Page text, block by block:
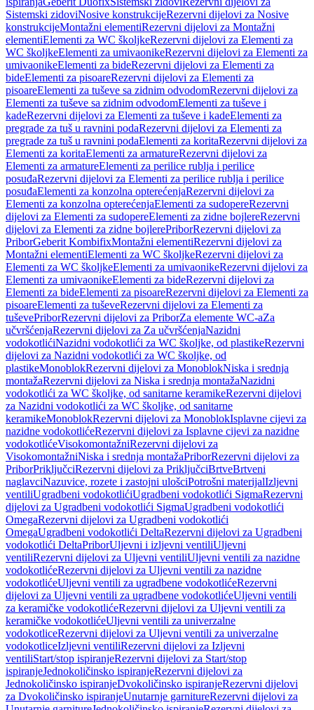
Sistemski zidoviNosive konstrukcijeRezervni dijelovi za Nosive
konstrukcijeMontažni elementiRezervni dijelovi za Montažni
elementiElementi za WC školjkeRezervni dijelovi za Elementi za
WC školjkeElementi za umivaonikeRezervni dijelovi za Elementi za
umivaonikeElementi za bideRezervni dijelovi za Elementi za
bideElementi za pisoareRezervni dijelovi za Elementi za
pisoareElementi za tuševe sa zidnim odvodomRezervni dijelovi za
Elementi za tuševe sa zidnim odvodomElementi za tuševe i
kadeRezervni dijelovi za Elementi za tuševe i kadeElementi za
pregrade za tuš u ravnini podaRezervni dijelovi za Elementi za
pregrade za tuš u ravnini podaElementi za koritaRezervni dijelovi za
Elementi za koritaElementi za armatureRezervni dijelovi za
Elementi za armatureElementi za perilice rublja i perilice
posuđaRezervni dijelovi za Elementi za perilice rublja i perilice
posuđaElementi za konzolna opterećenjaRezervni dijelovi za
Elementi za konzolna opterećenjaElementi za sudopereRezervni
dijelovi za Elementi za sudopereElementi za zidne bojlereRezervni
dijelovi za Elementi za zidne bojlerePriborRezervni dijelovi za
PriborGeberit KombifixMontažni elementiRezervni dijelovi za
Montažni elementiElementi za WC školjkeRezervni dijelovi za
Elementi za WC školjkeElementi za umivaonikeRezervni dijelovi za
Elementi za umivaonikeElementi za bideRezervni dijelovi za
Elementi za bideElementi za pisoareRezervni dijelovi za Elementi za
pisoareElementi za tuševeRezervni dijelovi za Elementi za
tuševePriborRezervni dijelovi za PriborZa elemente WC-aZa
učvršćenjaRezervni dijelovi za Za učvršćenjaNazidni
vodokotlićiNazidni vodokotlići za WC školjke, od plastikeRezervni
dijelovi za Nazidni vodokotlići za WC školjke, od
plastikeMonoblokRezervni dijelovi za MonoblokNiska i srednja
montažaRezervni dijelovi za Niska i srednja montažaNazidni
vodokotlići za WC školjke, od sanitarne keramikeRezervni dijelovi
za Nazidni vodokotlići za WC školjke, od sanitarne
keramikeMonoblokRezervni dijelovi za MonoblokIsplavne cijevi za
nazidne vodokotlićeRezervni dijelovi za Isplavne cijevi za nazidne
vodokotlićeVisokomontažniRezervni dijelovi za
VisokomontažniNiska i srednja montažaPriborRezervni dijelovi za
PriborPriključciRezervni dijelovi za PriključciBrtveBrtveni
naglavciNazuvice, rozete i zastojni ulošciPotrošni materijalIzljevni
ventiliUgradbeni vodokotlićiUgradbeni vodokotlići SigmaRezervni
dijelovi za Ugradbeni vodokotlići SigmaUgradbeni vodokotlići
OmegaRezervni dijelovi za Ugradbeni vodokotlići
OmegaUgradbeni vodokotlići DeltaRezervni dijelovi za Ugradbeni
vodokotlići DeltaPriborUljevni i izljevni ventiliUljevni
ventiliRezervni dijelovi za Uljevni ventiliUljevni ventili za nazidne
vodokotlićeRezervni dijelovi za Uljevni ventili za nazidne
vodokotlićeUljevni ventili za ugradbene vodokotlićeRezervni
dijelovi za Uljevni ventili za ugradbene vodokotlićeUljevni ventili
za keramičke vodokotlićeRezervni dijelovi za Uljevni ventili za
keramičke vodokotlićeUljevni ventili za univerzalne
vodokotliceRezervni dijelovi za Uljevni ventili za univerzalne
vodokotliceIzljevni ventiliRezervni dijelovi za Izljevni
ventiliStart/stop ispiranjeRezervni dijelovi za Start/stop
ispiranjeJednokoličinsko ispiranjeRezervni dijelovi za
Jednokoličinsko ispiranjeDvokoličinsko ispiranjeRezervni dijelovi
za Dvokoličinsko ispiranjeUnutarnje garnitureRezervni dijelovi za